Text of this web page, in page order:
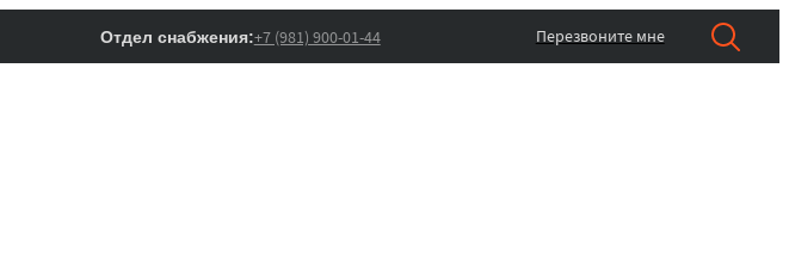
Отдел снабжения:+7 (981) 900-01-44 Перезвоните мне